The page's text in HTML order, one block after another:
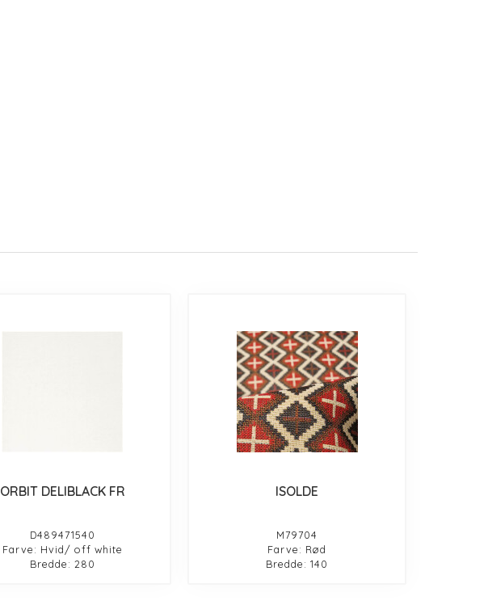
ORBIT DELIBLACK FR
D489471540
Farve: Hvid/ off white
Bredde: 280
ISOLDE
M79704
Farve: Rød
Bredde: 140